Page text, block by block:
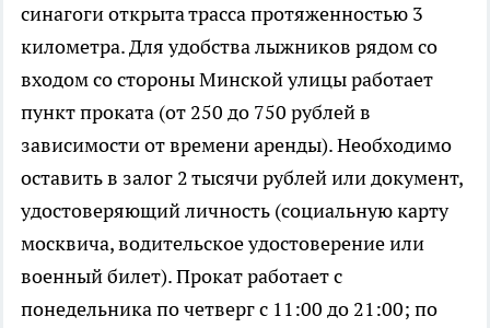
синагоги открыта трасса протяженностью 3
километра. Для удобства лыжников рядом со
входом со стороны Минской улицы работает
пункт проката (от 250 до 750 рублей в
зависимости от времени аренды). Необходимо
оставить в залог 2 тысячи рублей или документ,
удостоверяющий личность (социальную карту
москвича, водительское удостоверение или
военный билет). Прокат работает с
понедельника по четверг с 11:00 до 21:00; по